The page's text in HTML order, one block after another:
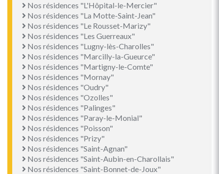
Nos résidences "L'Hôpital-le-Mercier"
Nos résidences "La Motte-Saint-Jean"
Nos résidences "Le Rousset-Marizy"
Nos résidences "Les Guerreaux"
Nos résidences "Lugny-lès-Charolles"
Nos résidences "Marcilly-la-Gueurce"
Nos résidences "Martigny-le-Comte"
Nos résidences "Mornay"
Nos résidences "Oudry"
Nos résidences "Ozolles"
Nos résidences "Palinges"
Nos résidences "Paray-le-Monial"
Nos résidences "Poisson"
Nos résidences "Prizy"
Nos résidences "Saint-Agnan"
Nos résidences "Saint-Aubin-en-Charollais"
Nos résidences "Saint-Bonnet-de-Joux"